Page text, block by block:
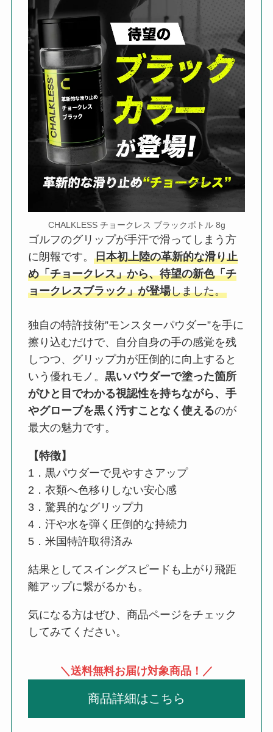
CHALKLESS チョークレス ブラックボトル 8g
ゴルフのグリップが手汗で滑ってしまう方
に朗報です。 日本初上陸の革新的な滑り止
め「チョークレス」から、待望の新色「チ
ョークレスブラック」が登場しました。
独自の特許技術”モンスターパウダー”を手に
擦り込むだけで、自分自身の手の感覚を残
しつつ、グリップ力が圧倒的に向上すると
いう優れモノ。 黒いパウダーで塗った箇所
がひと目でわかる視認性を持ちながら、手
やグローブを黒く汚すことなく使えるのが
最大の魅力です。
【特徴】
1．黒パウダーで見やすさアップ
2．衣類へ色移りしない安心感
3．驚異的なグリップ力
4．汗や水を弾く圧倒的な持続力
5．米国特許取得済み
結果としてスイングスピードも上がり飛距
離アップに繋がるかも。
気になる方はぜひ、商品ページをチェック
してみてください。
＼送料無料お届け対象商品！／
商品詳細はこちら